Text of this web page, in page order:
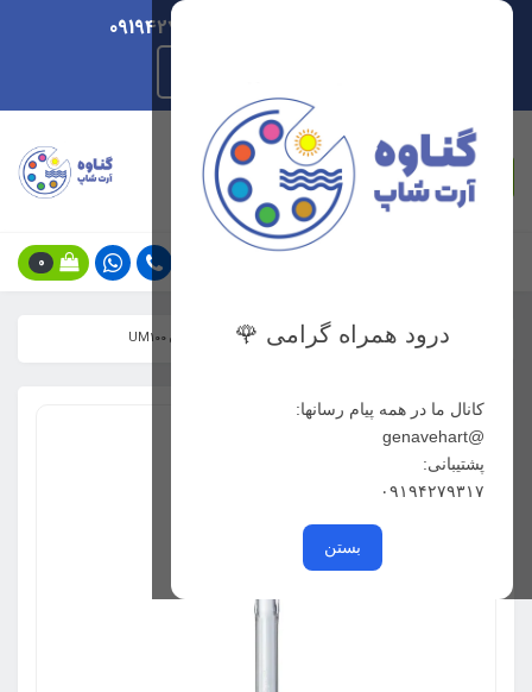
درود همراه گرامی 🌹
کانال ما در همه پیام رسانها:
@genavehart
پشتیبانی:
۰۹۱۹۴۲۷۹۳۱۷
بستن
جستجو
0
فهرست محصولات خودکار ژله ای یونیبال سفید مدل UM100